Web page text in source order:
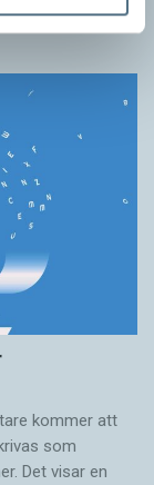
­kommer att
som
Det visar en